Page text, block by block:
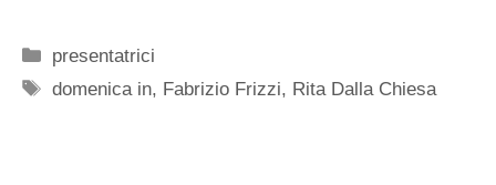
Categorie
presentatrici
Tag
domenica in, Fabrizio Frizzi, Rita Dalla Chiesa